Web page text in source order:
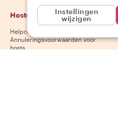
Hosts
Helpcentrum voor hosts
Annuleringsvoorwaarden voor
hosts
Instellingen
wijzigen